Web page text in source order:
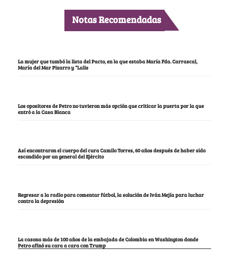
Notas Recomendadas
La mujer que tumbó la lista del Pacto, en la que estaba María Fda. Carrascal,
María del Mar Pizarro y “Lalis
Los opositores de Petro no tuvieron más opción que criticar la puerta por la que
entró a la Casa Blanca
Así encontraron el cuerpo del cura Camilo Torres, 60 años después de haber sido
escondido por un general del Ejército
Regresar a la radio para comentar fútbol, la solución de Iván Mejía para luchar
contra la depresión
La casona más de 100 años de la embajada de Colombia en Washington donde
Petro afinó su cara a cara con Trump